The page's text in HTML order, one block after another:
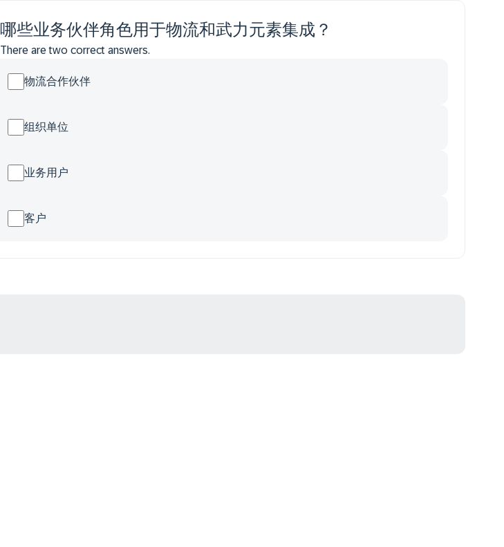
哪些业务伙伴角色用于物流和武力元素集成？
There are two correct answers.
物流合作伙伴
组织单位
业务用户
客户